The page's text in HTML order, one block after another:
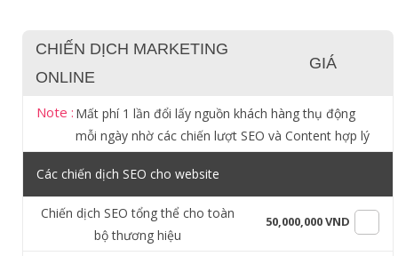
CHIẾN DỊCH MARKETING
ONLINE
GIÁ
Note : Mất phí 1 lần đổi lấy nguồn khách hàng thụ động
mỗi ngày nhờ các chiến lượt SEO và Content hợp lý
Các chiến dịch SEO cho website
Chiến dịch SEO tổng thể cho toàn
bộ thương hiệu
50,000,000 VND